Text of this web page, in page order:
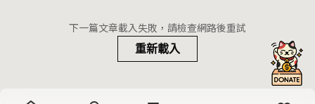
下一篇文章載入失敗，請檢查網路後重試
重新載入